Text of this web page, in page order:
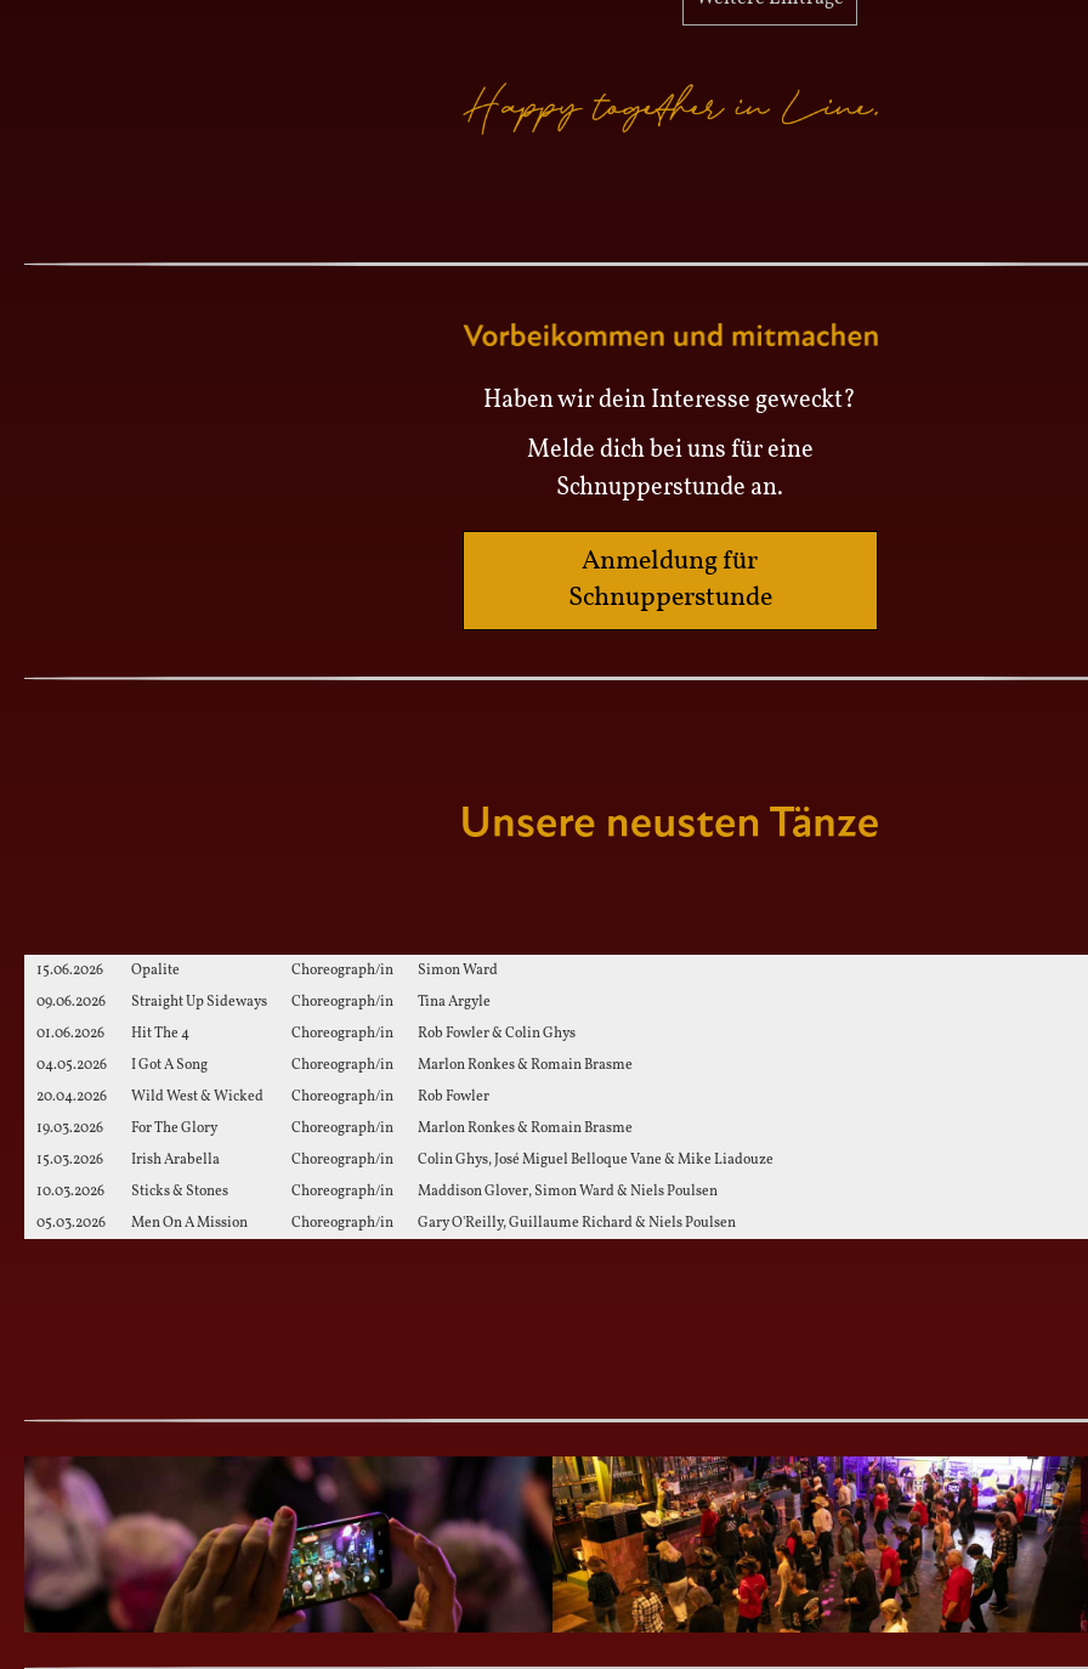
Haben wir dein Interesse geweckt?
Melde dich bei uns für eine
Schnupperstunde an.
Anmeldung für
Schnupperstunde
15.06.2026 Opalite Choreograph/in
Simon Ward
09.06.2026
Straight Up Sideways Choreograph/in
Tina Argyle
01.06.2026
Hit The 4 Choreograph/in
Rob Fowler & Colin Ghys
04.05.2026
I Got A Song Choreograph/in
Marlon Ronkes & Romain Brasme
20.04.2026
Wild West & Wicked Choreograph/in
Rob Fowler
19.03.2026
For The Glory Choreograph/in
Marlon Ronkes & Romain Brasme
15.03.2026
Irish Arabella Choreograph/in
Colin Ghys, José Miguel Belloque Vane & Mike Liadouze
10.03.2026
Sticks & Stones Choreograph/in
Maddison Glover, Simon Ward & Niels Poulsen
05.03.2026
Men On A Mission Choreograph/in Gary O'Reilly, Guillaume Richard & Niels Poulsen